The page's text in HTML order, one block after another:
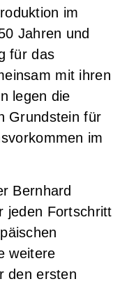
im
Jahren und
für das
mit ihren
legen die
Grundstein für
im
Bernhard
jeden Fortschritt
weitere
den ersten